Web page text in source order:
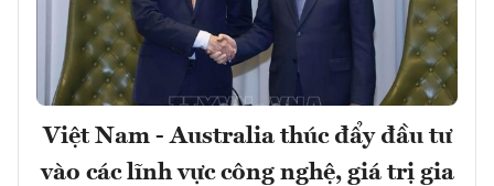
Việt Nam - Australia thúc đẩy đầu tư
vào các lĩnh vực công nghệ, giá trị gia